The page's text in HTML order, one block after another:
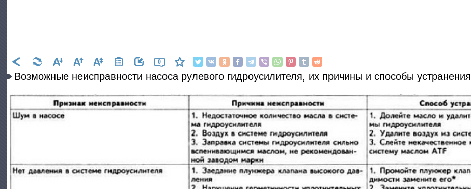
0
Возможные неисправности насоса рулевого гидроусилителя, их причины и способы устранения